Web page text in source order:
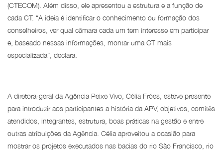
(CTECOM). Além disso, ele apresentou a estrutura e a função de
cada CT. “A ideia é identificar o conhecimento ou formação dos
conselheiros, ver qual câmara cada um tem interesse em participar
e, baseado nessas informações, montar uma CT mais
especializada”, declara.
A diretora-geral da Agência Peixe Vivo, Célia Fróes, esteve presente
para introduzir aos participantes a história da APV, objetivos, comitês
atendidos, integrantes, estrutura, boas práticas na gestão e entre
outras atribuições da Agência. Célia aproveitou a ocasião para
mostrar os projetos executados nas bacias do rio São Francisco, rio